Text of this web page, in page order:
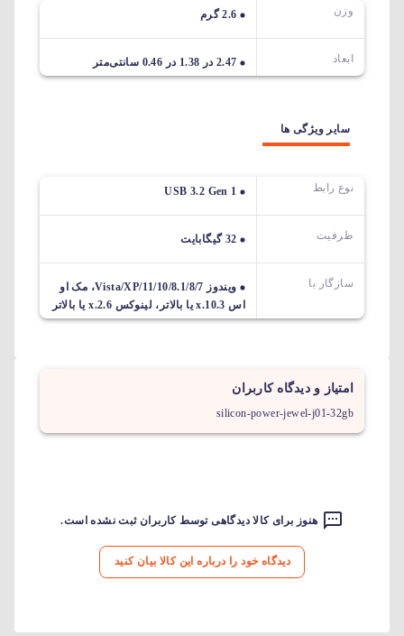
وزن 2.6 گرم
ابعاد 2.47 در 1.38 در 0.46 سانتی‌متر
سایر ویژگی ها
نوع رابط USB 3.2 Gen 1
ظرفیت 32 گیگابایت
سازگار با
ویندوز 11/10/8.1/8/7/Vista/XP، مک او
اس 10.3.x یا بالاتر، لینوکس 2.6.x یا بالاتر
امتیاز و دیدگاه کاربران
silicon-power-jewel-j01-32gb
هنوز برای کالا دیدگاهی توسط کاربران ثبت نشده است.
دیدگاه خود را درباره این کالا بیان کنید